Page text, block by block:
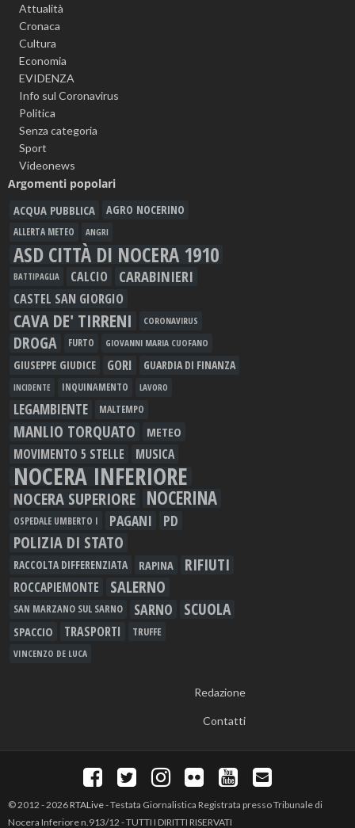
Attualità
Cronaca
Cultura
Economia
EVIDENZA
Info sul Coronavirus
Politica
Senza categoria
Sport
Videonews
Argomenti popolari
ACQUA PUBBLICA AGRO NOCERINO
ALLERTA METEO ANGRI
ASD CITTÀ DI NOCERA 1910
BATTIPAGLIA CALCIO CARABINIERI
CASTEL SAN GIORGIO
CAVA DE' TIRRENI CORONAVIRUS
DROGA FURTO GIOVANNI MARIA CUOFANO
GIUSEPPE GIUDICE GORI GUARDIA DI FINANZA
INCIDENTE INQUINAMENTO LAVORO
LEGAMBIENTE MALTEMPO
MANLIO TORQUATO METEO
MOVIMENTO 5 STELLE MUSICA
NOCERA INFERIORE
NOCERA SUPERIORE NOCERINA
OSPEDALE UMBERTO I PAGANI PD
POLIZIA DI STATO
RACCOLTA DIFFERENZIATA RAPINA RIFIUTI
ROCCAPIEMONTE SALERNO
SAN MARZANO SUL SARNO SARNO SCUOLA
SPACCIO TRASPORTI TRUFFE
VINCENZO DE LUCA
Redazione
Contatti
© 2012 - 2026RTALive- Testata Giornalistica Registrata presso Tribunale di
Nocera Inferiore n.913/12 - TUTTI I DIRITTI RISERVATI